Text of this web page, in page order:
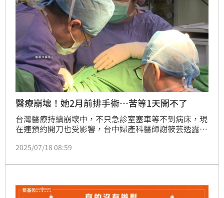
醫療崩壞！她2月前排手術…苦等1天開不了
台灣醫療持續崩壞中，不只急診室塞車等不到病床，現
在連預約開刀也受影響，台中婦產科醫師謝筱芸透露，
院、灌腸、禁食，結果等了一整天，因護理人手不足，
樣狀況。謝筱芸感嘆，如今手術已從延後變成取消，醫
2025/07/18 08:59